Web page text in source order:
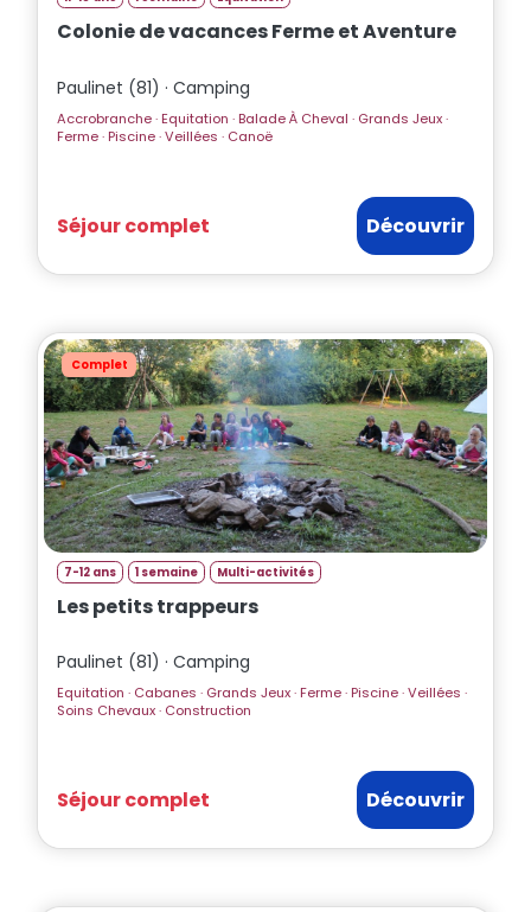
Colonie de vacances Ferme et Aventure
Paulinet (81) · Camping
Accrobranche · Equitation · Balade À Cheval · Grands Jeux ·
Ferme · Piscine · Veillées · Canoë
Séjour complet Découvrir
Complet
7-12 ans 1 semaine Multi-activités
Les petits trappeurs
Paulinet (81) · Camping
Equitation · Cabanes · Grands Jeux · Ferme · Piscine · Veillées ·
Soins Chevaux · Construction
Séjour complet Découvrir